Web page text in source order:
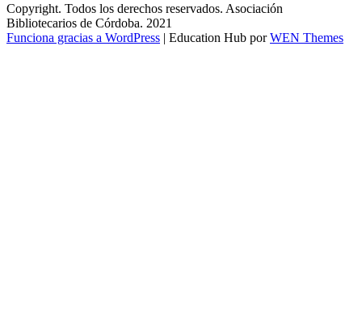
Copyright. Todos los derechos reservados. Asociación
Bibliotecarios de Córdoba. 2021
Funciona gracias a WordPress | Education Hub porWEN Themes